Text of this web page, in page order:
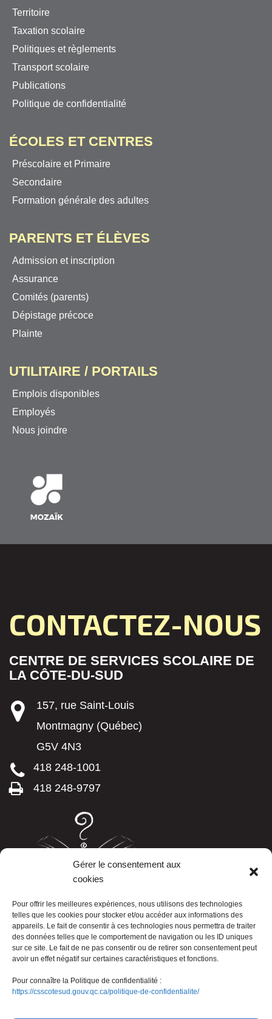
Gérer le consentement aux
cookies
Pour offrir les meilleures expériences, nous utilisons des technologies
telles que les cookies pour stocker et/ou accéder aux informations des
appareils. Le fait de consentir à ces technologies nous permettra de traiter
des données telles que le comportement de navigation ou les ID uniques
sur ce site. Le fait de ne pas consentir ou de retirer son consentement peut
avoir un effet négatif sur certaines caractéristiques et fonctions.
Pour connaître la Politique de confidentialité :
https://csscotesud.gouv.qc.ca/politique-de-confidentialite/
Territoire
Taxation scolaire
Politiques et règlements
Transport scolaire
Publications
Politique de confidentialité
ÉCOLES ET CENTRES
Préscolaire et Primaire
Secondaire
Formation générale des adultes
PARENTS ET ÉLÈVES
Admission et inscription
Assurance
Comités (parents)
Dépistage précoce
Plainte
UTILITAIRE / PORTAILS
Emplois disponibles
Employés
Nous joindre
CONTACTEZ-NOUS
CENTRE DE SERVICES SCOLAIRE DE
LA CÔTE-DU-SUD
157, rue Saint-Louis
Montmagny (Québec)
G5V 4N3
418 248-1001
418 248-9797
LISTE TÉLÉPHONIQUE
Nous joindre